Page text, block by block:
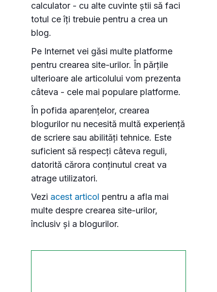
calculator - cu alte cuvinte știi să faci
totul ce îți trebuie pentru a crea un
blog.
Pe Internet vei găsi multe platforme
pentru crearea site-urilor. În părțile
ulterioare ale articolului vom prezenta
câteva - cele mai populare platforme.
În pofida aparențelor, crearea
blogurilor nu necesită multă experiență
de scriere sau abilități tehnice. Este
suficient să respecți câteva reguli,
datorită cărora conținutul creat va
atrage utilizatori.
Vezi acest articol pentru a afla mai
multe despre crearea site-urilor,
înclusiv și a blogurilor.